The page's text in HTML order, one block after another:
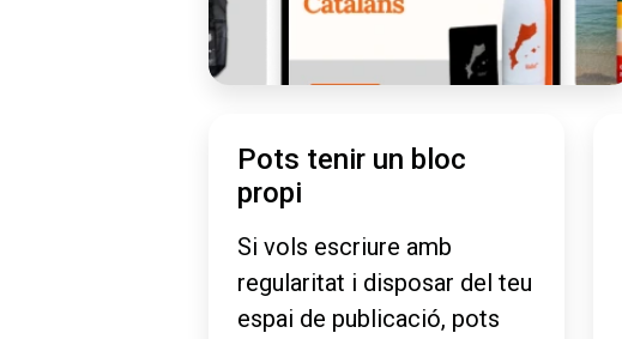
Pots tenir un bloc
propi
Si vols escriure amb
regularitat i disposar del teu
espai de publicació, pots